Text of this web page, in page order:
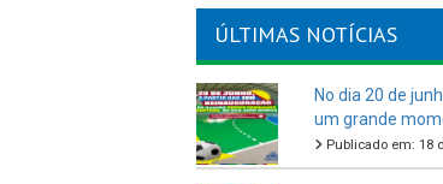
ÚLTIMAS NOTÍCIAS
No dia 20 de
um grande
Publicado em: 18